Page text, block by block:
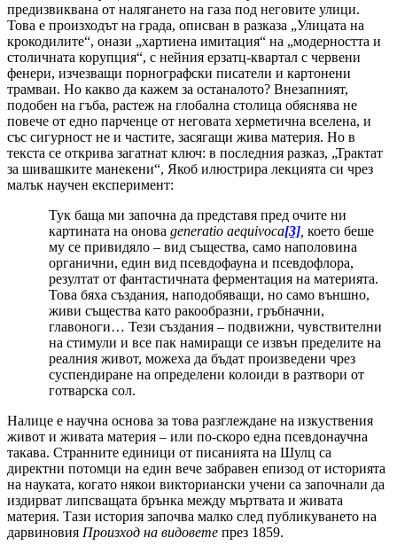
предизвиквана от налягането на газа под неговите улици.
Това е произходът на града, описван в разказа „Улицата на
крокодилите“, онази „хартиена имитация“ на „модерността и
столичната корупция“, с нейния ерзатц-квартал с червени
фенери, изчезващи порнографски писатели и картонени
трамваи. Но какво да кажем за останалото? Внезапният,
подобен на гъба, растеж на глобална столица обяснява не
повече от едно парченце от неговата херметична вселена, и
със сигурност не и частите, засягащи жива материя. Но в
текста се открива загатнат ключ: в последния разказ, „Трактат
за шивашките манекени“, Якоб илюстрира лекцията си чрез
малък научен експеримент:
Тук баща ми започна да представя пред очите ни
картината на оноваgeneratio aequivoca[3], което беше
му се привидяло – вид същества, само наполовина
органични, един вид псевдофауна и псевдофлора,
резултат от фантастичната ферментация на материята.
Това бяха създания, наподобяващи, но само външно,
живи същества като ракообразни, гръбначни,
главоноги… Тези създания – подвижни, чувствителни
на стимули и все пак намиращи се извън пределите на
реалния живот, можеха да бъдат произведени чрез
суспендиране на определени колоиди в разтвори от
готварска сол.
Налице е научна основа за това разглеждане на изкуствения
живот и живата материя – или по-скоро една псевдонаучна
такава. Странните единици от писанията на Шулц са
директни потомци на един вече забравен епизод от историята
на науката, когато някои викториански учени са започнали да
издирват липсващата брънка между мъртвата и живата
материя. Тази история започва малко след публикуването на
дарвиновия Произход на видовете през 1859.